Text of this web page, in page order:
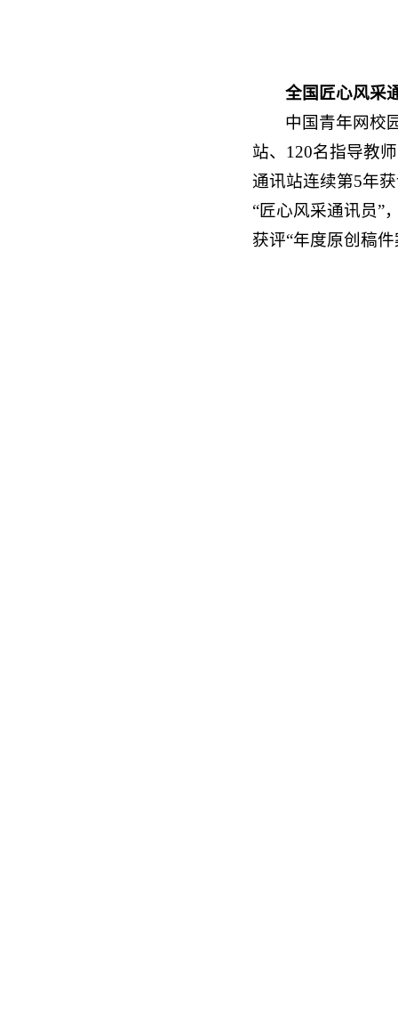
全国匠心风采
中国青年网校
站、120名指导教
通讯站连续第5年
“匠心风采通讯员”
获评“年度原创稿